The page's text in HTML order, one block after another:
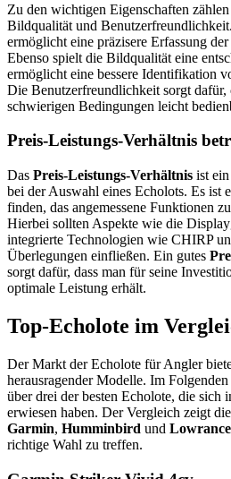
Zu den wichtigen Eigenschaften
Bildqualität und
ermöglicht eine präzisere Erfassung
Ebenso spielt die Bildqualität eine
ermöglicht eine bessere Identifikation
Die Benutzerfreundlichkeit sorgt dafür,
schwierigen Bedingungen leicht
Preis-Leistungs-Verhältnis
Das Preis-Leistungs-Verhältnis ist
bei der Auswahl eines Echolots. Es ist
finden, das angemessene Funktionen
Hierbei sollten Aspekte wie die
integrierte Technologien wie CHIRP
Überlegungen einfließen. Ein gutes
sorgt dafür, dass man für seine
optimale Leistung erhält.
Top-Echolote im
Der Markt der Echolote für Angler
herausragender Modelle. Im
über drei der besten Echolote, die sich
erwiesen haben. Der Vergleich zeigt
Garmin, Humminbird und Lowrance
richtige Wahl zu treffen.